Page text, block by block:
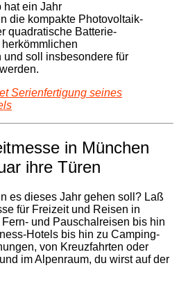
hat ein Jahr
die kompakte Photovoltaik-
quadratische Batterie-
soll insbesondere für
Serienfertigung seines
in München
ihre Türen
es dieses Jahr gehen soll? Laß
für Freizeit und Reisen in
und Pauschalreisen bis hin
Hotels bis hin zu Camping-
von Kreuzfahrten oder
im Alpenraum, du wirst auf der